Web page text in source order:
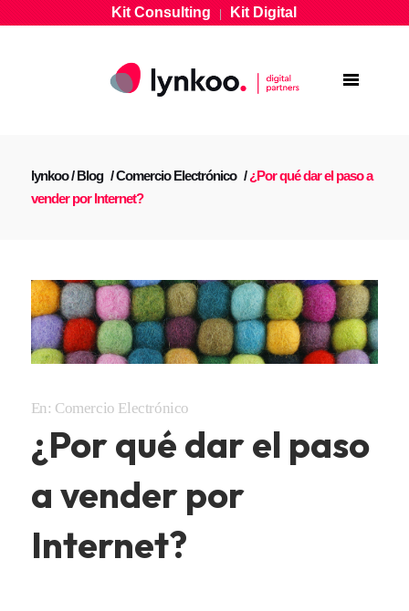
Kit Consulting|Kit Digital
lynkoo/Blog /Comercio Electrónico /¿Por qué dar el paso a
vender por Internet?
En: Comercio Electrónico
¿Por qué dar el paso
a vender por
Internet?